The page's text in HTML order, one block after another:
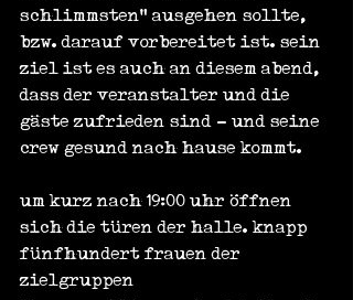
schlimmsten" ausgehen sollte,
bzw. darauf vorbereitet ist. sein
ziel ist es auch an diesem abend,
dass der veranstalter und die
gäste zufrieden sind - und seine
crew gesund nach hause kommt.
um kurz nach 19:00 uhr öffnen
sich die türen der halle. knapp
fünfhundert frauen der
zielgruppen